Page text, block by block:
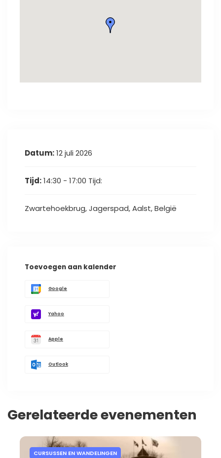
Datum:12 juli 2026
Tijd:14:30 - 17:00 Tijd:
Zwartehoekbrug, Jagerspad, Aalst, België
Toevoegen aan kalender
Google
Yahoo
Apple
Outlook
Gerelateerde evenementen
CURSUSSEN EN WANDELINGEN